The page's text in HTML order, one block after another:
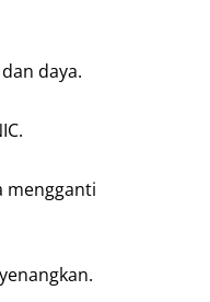
daya.
mengganti